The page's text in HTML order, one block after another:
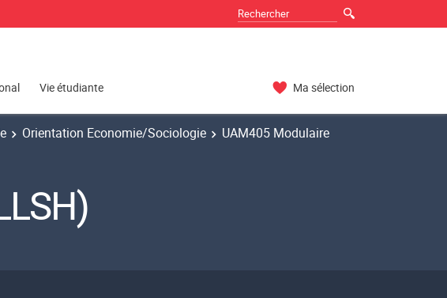
Vie étudiante Ma sélection
Orientation Economie/Sociologie
UAM405 Modulaire